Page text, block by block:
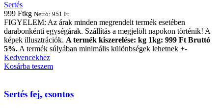
Sertés
999 Ftkg Nettó: 951 Ft
FIGYELEM: Az árak minden megrendelt termék esetében
darabonkénti egységárak. Szállítás a megjelölt napokon történik! A
képek illusztrációk. A termék kiszerelése: kg 1kg: 999 Ft Bruttó
5%. A termék súlyában minimális különbségek lehetnek +-
Kedvencekhez
Kosárba teszem
Sertés fej, csontos